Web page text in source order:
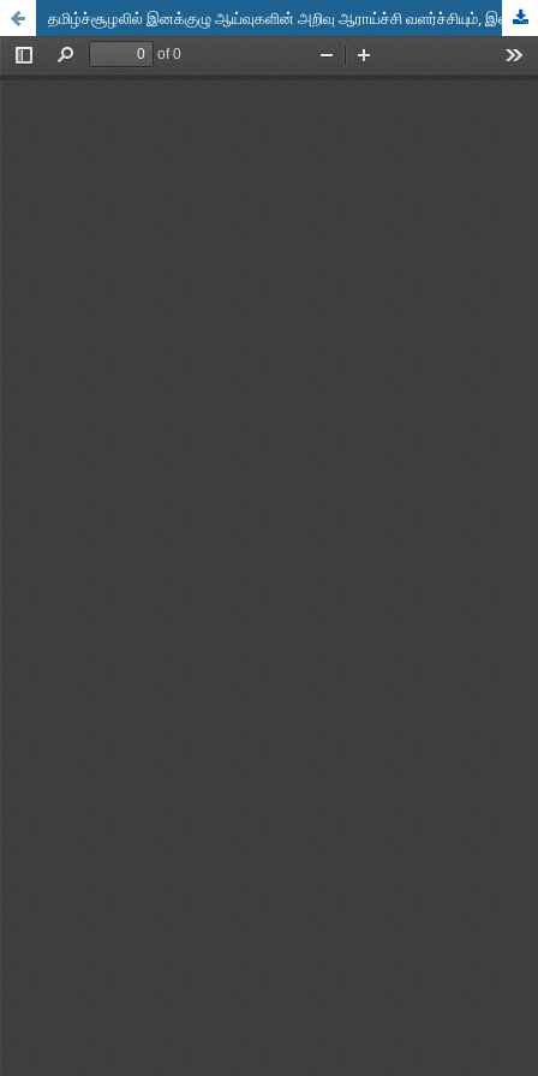
தமிழ்ச்சூழலில் இனக்குழு ஆய்வுகளின் அறிவு ஆராய்ச்சி வளர்ச்சியும், இன்றையத் தேவையும்